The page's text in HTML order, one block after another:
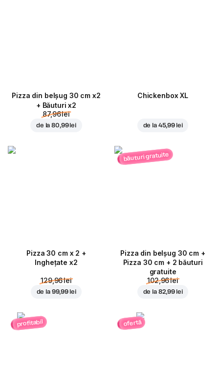
Pizza din belșug 30 cm x2
+ Băuturi x2
87,96 lei
de la80,99 lei
Chickenbox XL
de la 45,99 lei
Pizza 30 cm x 2 +
Inghețate x2
129,96 lei
de la 99,99 lei
băuturi gratuite
Pizza din belșug 30 cm +
Pizza 30 cm + 2 băuturi
gratuite
102,96 lei
de la 82,99 lei
profitabil ofertă